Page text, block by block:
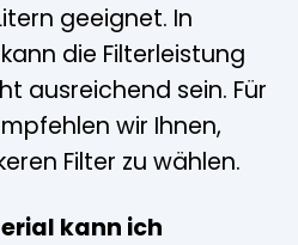
geeignet. In
die Filterleistung
ausreichend sein. Für
wir Ihnen,
Filter zu wählen.
kann ich